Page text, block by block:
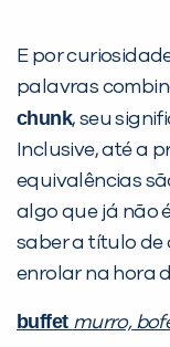
E por
palavras
chunk, seu
Inclusive, até a
equivalências
algo que já não
saber a título de
enrolar na hora
buffet murro,